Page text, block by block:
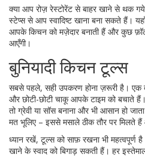
क्या आप रोज़ रेस्टोरेंट से बाहर खाने से थक
स्टेप्स से आप स्वादिष्ट खाना बना सकते हैं।
आपके किचन को मज़ेदार बनाती हैं और कुछ
आएँगी।
बुनियादी किचन टूल्स
सबसे पहले, सही उपकरण होना ज़रूरी है। एक
और छोटी-छोटी चाकू आपके टाइम को बचाते
तो ग्रेवी या सॉस बनाना और भी आसान हो
मत भूलिए – इससे मसाले ठीक तौर पर मिलते हैं
ध्यान रखें, टूल्स को साफ़ रखना भी महत्वपूर्ण
खाने के स्वाद को बिगाड़ सकती हैं। हर